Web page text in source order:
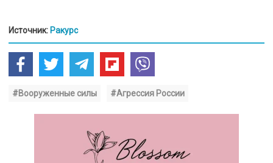
Источник: Ракурс
#Вооруженные силы #Агрессия России